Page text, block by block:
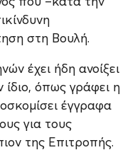
στη Βουλή.
έχει ήδη ανοίξει
όπως γράφει η
έγγραφα
για τους
της Επιτροπής.